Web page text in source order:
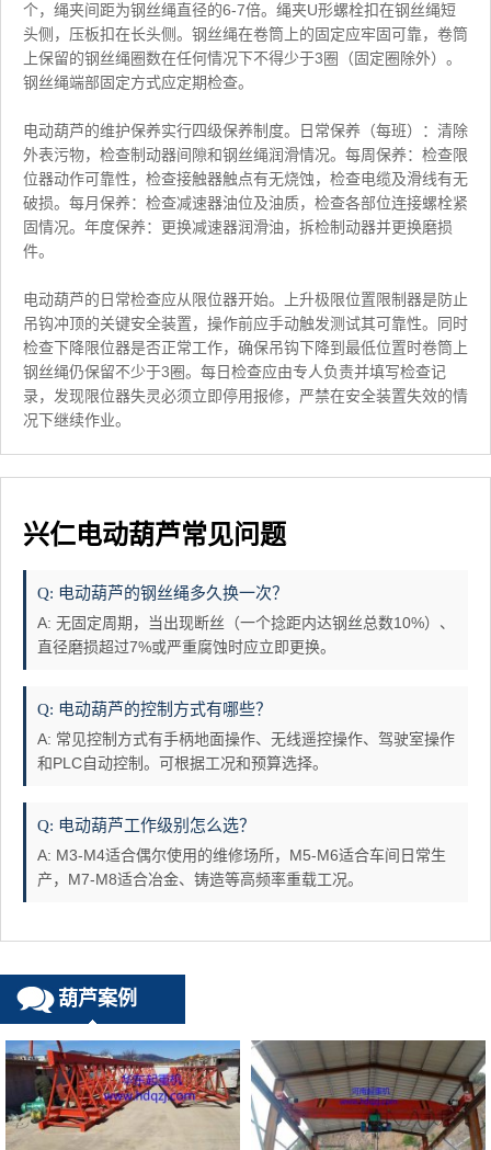
个，绳夹间距为钢丝绳直径的6-7倍。绳夹U形螺栓扣在钢丝绳短
头侧，压板扣在长头侧。钢丝绳在卷筒上的固定应牢固可靠，卷筒
上保留的钢丝绳圈数在任何情况下不得少于3圈（固定圈除外）。
钢丝绳端部固定方式应定期检查。
电动葫芦的维护保养实行四级保养制度。日常保养（每班）：清除
外表污物，检查制动器间隙和钢丝绳润滑情况。每周保养：检查限
位器动作可靠性，检查接触器触点有无烧蚀，检查电缆及滑线有无
破损。每月保养：检查减速器油位及油质，检查各部位连接螺栓紧
固情况。年度保养：更换减速器润滑油，拆检制动器并更换磨损
件。
电动葫芦的日常检查应从限位器开始。上升极限位置限制器是防止
吊钩冲顶的关键安全装置，操作前应手动触发测试其可靠性。同时
检查下降限位器是否正常工作，确保吊钩下降到最低位置时卷筒上
钢丝绳仍保留不少于3圈。每日检查应由专人负责并填写检查记
录，发现限位器失灵必须立即停用报修，严禁在安全装置失效的情
况下继续作业。
兴仁电动葫芦常见问题
Q: 电动葫芦的钢丝绳多久换一次？
A: 无固定周期，当出现断丝（一个捻距内达钢丝总数10%）、
直径磨损超过7%或严重腐蚀时应立即更换。
Q: 电动葫芦的控制方式有哪些？
A: 常见控制方式有手柄地面操作、无线遥控操作、驾驶室操作
和PLC自动控制。可根据工况和预算选择。
Q: 电动葫芦工作级别怎么选？
A: M3-M4适合偶尔使用的维修场所，M5-M6适合车间日常生
产，M7-M8适合冶金、铸造等高频率重载工况。
葫芦案例